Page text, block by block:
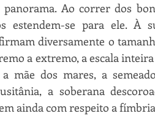
Ao correr dos
estendem-se para ele. À
diversamente o
a extremo, a escala
mãe dos mares, a
a soberana
ainda com respeito a